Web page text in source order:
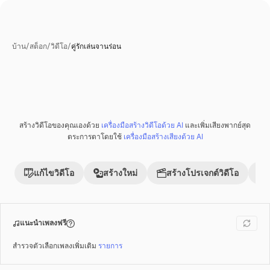
บ้าน/สต็อก/วิดีโอ/คู่รักเล่นจานร่อน
สร้างวิดีโอของคุณเองด้วย เครื่องมือสร้างวิดีโอด้วย AI และเพิ่มเสียงพากย์สุด
ตระการตาโดยใช้ เครื่องมือสร้างเสียงด้วย AI
แก้ไขวิดีโอ สร้างใหม่ สร้างโปรเจกต์วิดีโอ
แนะนำเพลงฟรี
สำรวจตัวเลือกเพลงเพิ่มเติม รายการ